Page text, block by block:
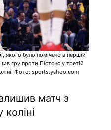
якого було помічено в першій
гру проти Пістонс у третій
Фото: sports.yahoo.com
матч з
коліні